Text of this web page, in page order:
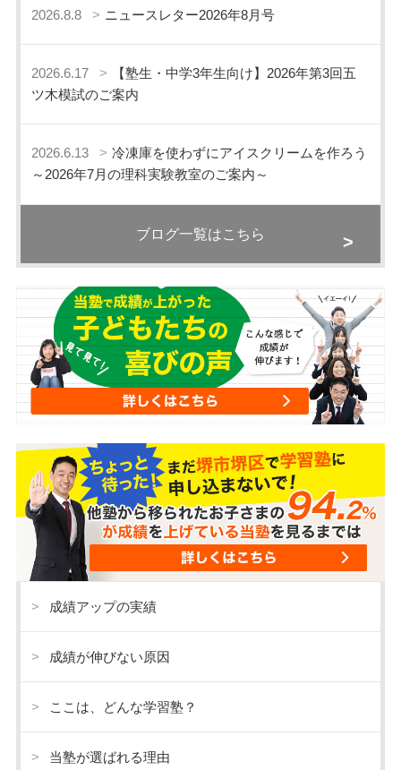
2026.8.8 ニュースレター2026年8月号
2026.6.17
【塾生・中学3年生向け】2026年第3回五
ツ木模試のご案内
2026.6.13
冷凍庫を使わずにアイスクリームを作ろう
～2026年7月の理科実験教室のご案内～
ブログ一覧はこちら
成績アップの実績
成績が伸びない原因
ここは、どんな学習塾？
当塾が選ばれる理由